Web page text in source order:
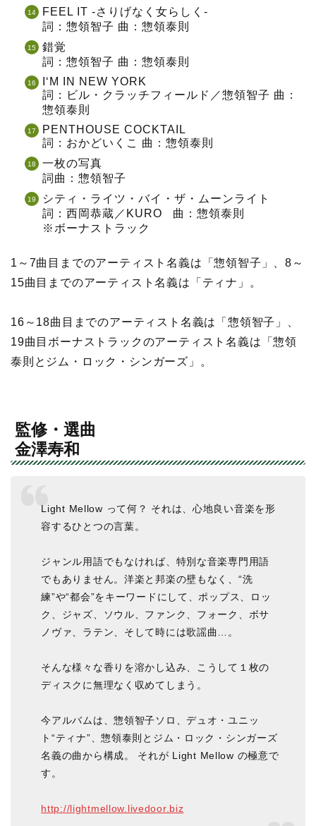
FEEL IT -さりげなく女らしく-
詞：惣領智子 曲：惣領泰則
錯覚
詞：惣領智子 曲：惣領泰則
I‘M IN NEW YORK
詞：ビル・クラッチフィールド／惣領智子 曲：
惣領泰則
PENTHOUSE COCKTAIL
詞：おかどいくこ 曲：惣領泰則
一枚の写真
詞曲：惣領智子
シティ・ライツ・バイ・ザ・ムーンライト
詞：西岡恭蔵／KURO 曲：惣領泰則
※ボーナストラック
1～7曲目までのアーティスト名義は「惣領智子」、8～
15曲目までのアーティスト名義は「ティナ」。
16～18曲目までのアーティスト名義は「惣領智子」、
19曲目ボーナストラックのアーティスト名義は「惣領
泰則とジム・ロック・シンガーズ」。
監修・選曲
金澤寿和
Light Mellow って何？ それは、心地良い音楽を形
容するひとつの言葉。
ジャンル用語でもなければ、特別な音楽専門用語
でもありません。洋楽と邦楽の壁もなく、“洗
練”や“都会”をキーワードにして、ポップス、ロッ
ク、ジャズ、ソウル、ファンク、フォーク、ボサ
ノヴァ、ラテン、そして時には歌謡曲…。
そんな様々な香りを溶かし込み、こうして１枚の
ディスクに無理なく収めてしまう。
今アルバムは、惣領智子ソロ、デュオ・ユニッ
ト“ティナ”、惣領泰則とジム・ロック・シンガーズ
名義の曲から構成。 それが Light Mellow の極意で
す。
http://lightmellow.livedoor.biz